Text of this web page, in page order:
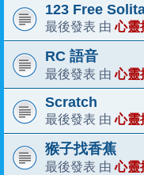
123 Free
最後發表 由心靈
RC 語音
最後發表 由心靈
Scratch
最後發表 由心靈
猴子找香蕉
最後發表 由心靈